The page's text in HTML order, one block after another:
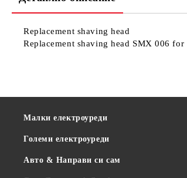
Replacement shaving head
Replacement shaving head SMX 006
Малки електроуреди
Големи електроуреди
Авто & Направи си сам